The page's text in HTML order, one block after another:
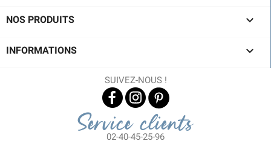
NOS PRODUITS 
INFORMATIONS 
SUIVEZ-NOUS !
Service clients
02-40-45-25-96